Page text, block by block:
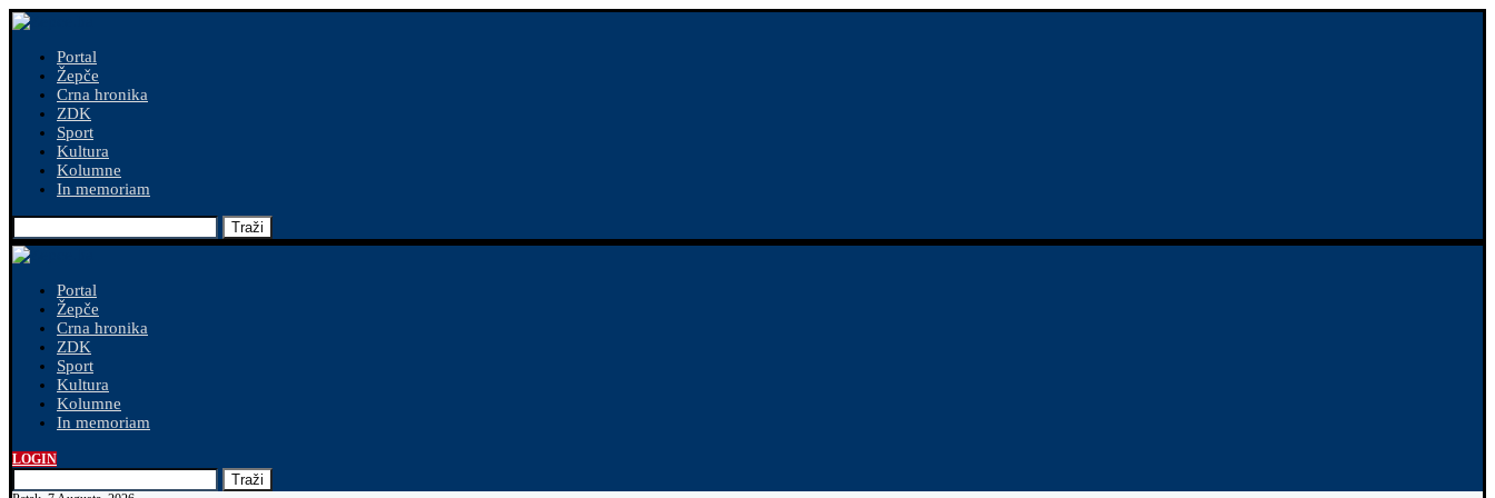
Portal
Žepče
Crna hronika
ZDK
Sport
Kultura
Kolumne
In memoriam
Traži
Portal
Žepče
Crna hronika
ZDK
Sport
Kultura
Kolumne
In memoriam
LOGIN
Traži